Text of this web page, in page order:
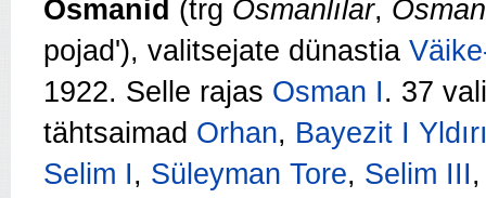
Osmanid (trg Osmanlılar,
pojad'), valitsejate dünastia
1922. Selle rajas Osman I. 37
tähtsaimad Orhan, Bayezit I
Selim I, Süleyman Tore, Selim III